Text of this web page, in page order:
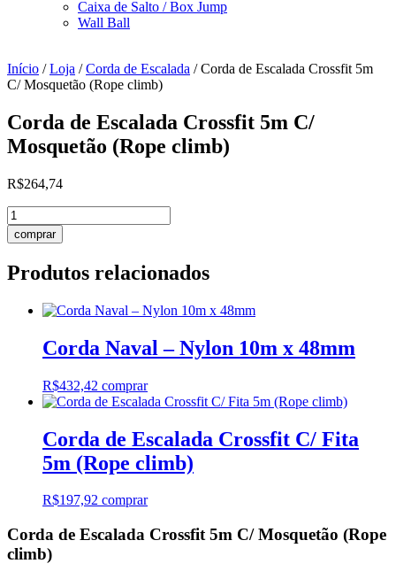
Caixa de Salto / Box Jump
Wall Ball
Início /Loja /Corda de Escalada / Corda de Escalada Crossfit 5m
C/ Mosquetão (Rope climb)
Corda de Escalada Crossfit 5m C/
Mosquetão (Rope climb)
R$264,74
Corda
de
Escalada
5m
Mosquetão
quantidade
comprar
Produtos relacionados
Corda Naval – Nylon 10m x 48mm
R$432,42 comprar
Corda de Escalada Crossfit C/ Fita
5m (Rope climb)
R$197,92 comprar
Corda de Escalada Crossfit 5m C/ Mosquetão (Rope
climb)